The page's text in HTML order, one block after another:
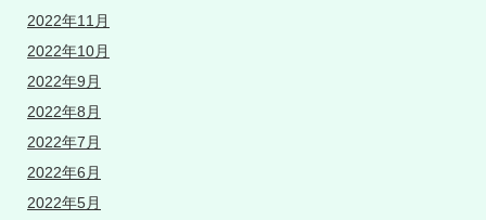
2022年11月
2022年10月
2022年9月
2022年8月
2022年7月
2022年6月
2022年5月